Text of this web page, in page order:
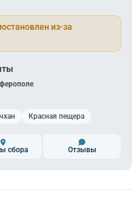
из-за
Красная пещера
сбора Отзывы